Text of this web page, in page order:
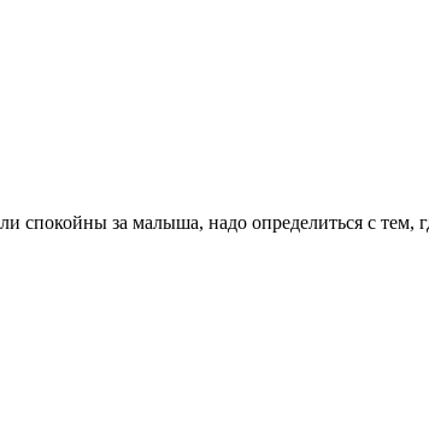
за малыша, надо определиться с тем,